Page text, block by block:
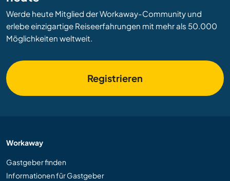
Werde heute Mitglied der Workaway-Community und
erlebe einzigartige Reiseerfahrungen mit mehr als 50.000
Möglichkeiten weltweit.
Registrieren
Workaway
Gastgeber finden
Informationen für Gastgeber